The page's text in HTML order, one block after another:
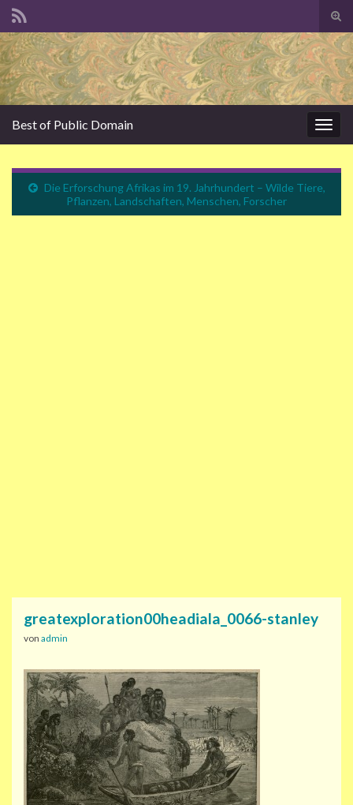
Search for:
Best of Public Domain
Die Erforschung Afrikas im 19. Jahrhundert – Wilde Tiere,
Pflanzen, Landschaften, Menschen, Forscher
greatexploration00headiala_0066-stanley
von admin